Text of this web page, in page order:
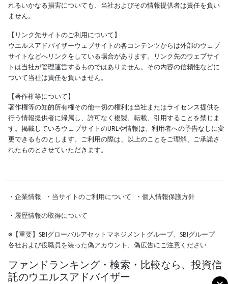
れるいかなる損害についても、当社およびその情報提供者は責任を負い
ません。
【リンク先サイトのご利用について】
ウエルスアドバイザーウェブサイトの各コンテンツからは外部のウェブ
サイトなどへリンクをしている場合があります。リンク先のウェブサイ
トは当社が管理運営するものではありません。その内容の信頼性などに
ついて当社は責任を負いません。
【著作権等について】
著作権等の知的所有権その他一切の権利は当社またはライセンス提供を
行う情報提供者に帰属し、許可なく複製、転載、引用することを禁じま
す。掲載しているウェブサイトのURLや情報は、利用者への予告なしに変
更できるものとします。ご利用の際は、以上のことをご理解、ご承諾さ
れたものとさせていただきます。
・ 企業情報 ・ 当サイトのご利用について ・ 個人情報保護方針
・ 履歴情報の取得について
※【重要】SBIグローバルアセットマネジメントグループ、SBIグループ
各社および役職員を装った偽アカウント、偽広告にご注意ください
ファンドランキング・検索・比較なら、投資信
託のウエルスアドバイザー